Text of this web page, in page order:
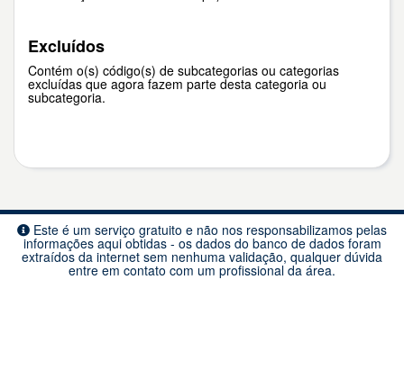
Excluídos
Contém o(s) código(s) de subcategorias ou categorias
excluídas que agora fazem parte desta categoria ou
subcategoria.
Este é um serviço gratuito e não nos responsabilizamos pelas
informações aqui obtidas - os dados do banco de dados foram
extraídos da internet sem nenhuma validação, qualquer dúvida
entre em contato com um profissional da área.